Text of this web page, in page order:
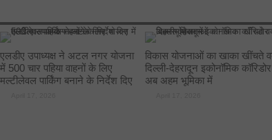
एलडीए उपाध्यक्ष ने अटल नगर योजना
में 500 चार पहिया वाहनों के लिए
मल्टीलेवल पार्किंग बनाने के निर्देश दिए
विकास योजनाओं का खाका खींचते
दिल्ली-देहरादून इकोनॉमिक कॉरिडोर
अब अहम भूमिका में